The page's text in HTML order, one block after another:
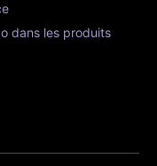
dans les produits